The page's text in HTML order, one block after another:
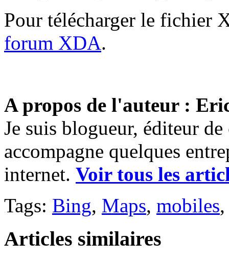
Pour télécharger le fichier
forum XDA.
A propos de l'auteur :
Je suis blogueur, éditeur
accompagne quelques
internet. Voir tous les
Tags: Bing, Maps, mobiles
Articles similaires